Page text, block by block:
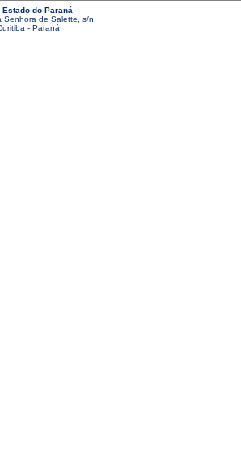
do Paraná
Senhora de Salette, s/n
- Paraná